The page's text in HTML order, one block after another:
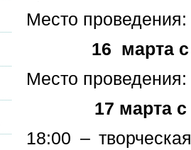
Место
16 марта
Место
17 марта
18:00 –